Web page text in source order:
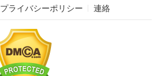
プライバシーポリシー 連絡